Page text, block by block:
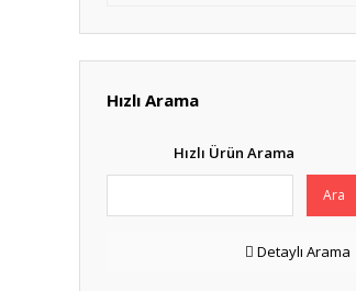
Hızlı Arama
Hızlı Ürün Arama
Ara
Detaylı Arama